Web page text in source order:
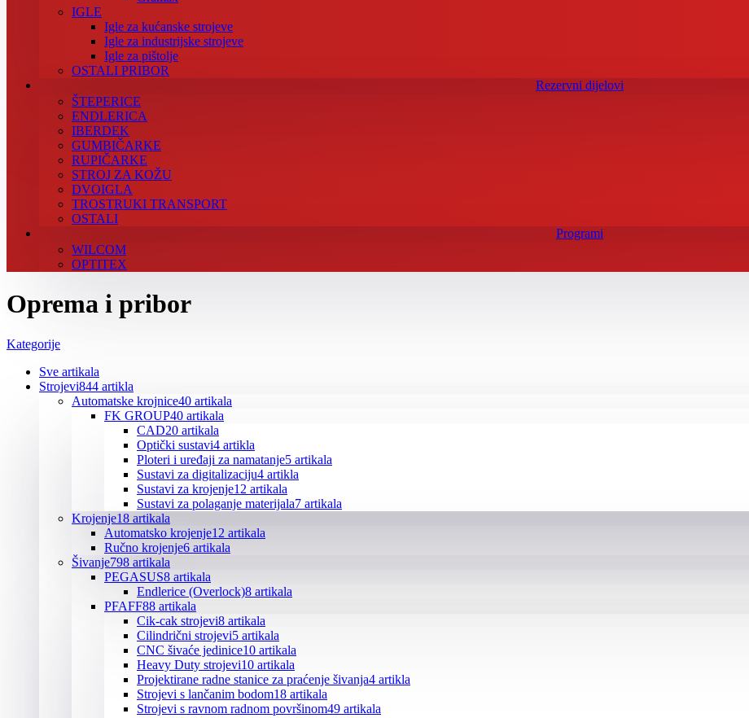
IGLE
Igle za kućanske strojeve
Igle za industrijske strojeve
Igle za pištolje
OSTALI PRIBOR
Rezervni dijelovi
ŠTEPERICE
ENDLERICA
IBERDEK
GUMBIČARKE
RUPIČARKE
STROJ ZA KOŽU
DVOIGLA
TROSTRUKI TRANSPORT
OSTALI
Programi
WILCOM
OPTITEX
Oprema i pribor
Kategorije
Sve artikala
Strojevi844 artikla
Automatske krojnice40 artikala
FK GROUP40 artikala
CAD20 artikala
Optički sustavi4 artikla
Ploteri i uređaji za namatanje5 artikala
Sustavi za digitalizaciju4 artikla
Sustavi za krojenje12 artikala
Sustavi za polaganje materijala7 artikala
Krojenje18 artikala
Automatsko krojenje12 artikala
Ručno krojenje6 artikala
Šivanje798 artikala
PEGASUS8 artikala
Endlerice (Overlock)8 artikala
PFAFF88 artikala
Cik-cak strojevi8 artikala
Cilindrični strojevi5 artikala
CNC šivaće jedinice10 artikala
Heavy Duty strojevi10 artikala
Projektirane radne stanice za praćenje šivanja4 artikla
Strojevi s lančanim bodom18 artikala
Strojevi s ravnom radnom površinom49 artikala